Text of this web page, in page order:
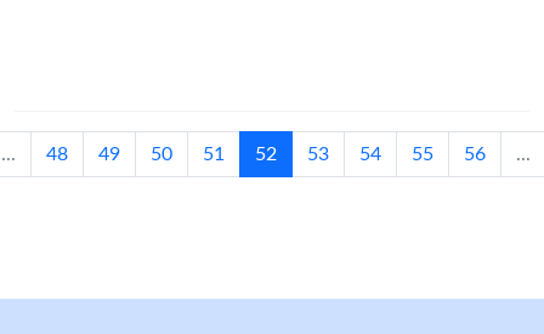
... 48 49 50 51 52(current)
53 54 55 56 ...